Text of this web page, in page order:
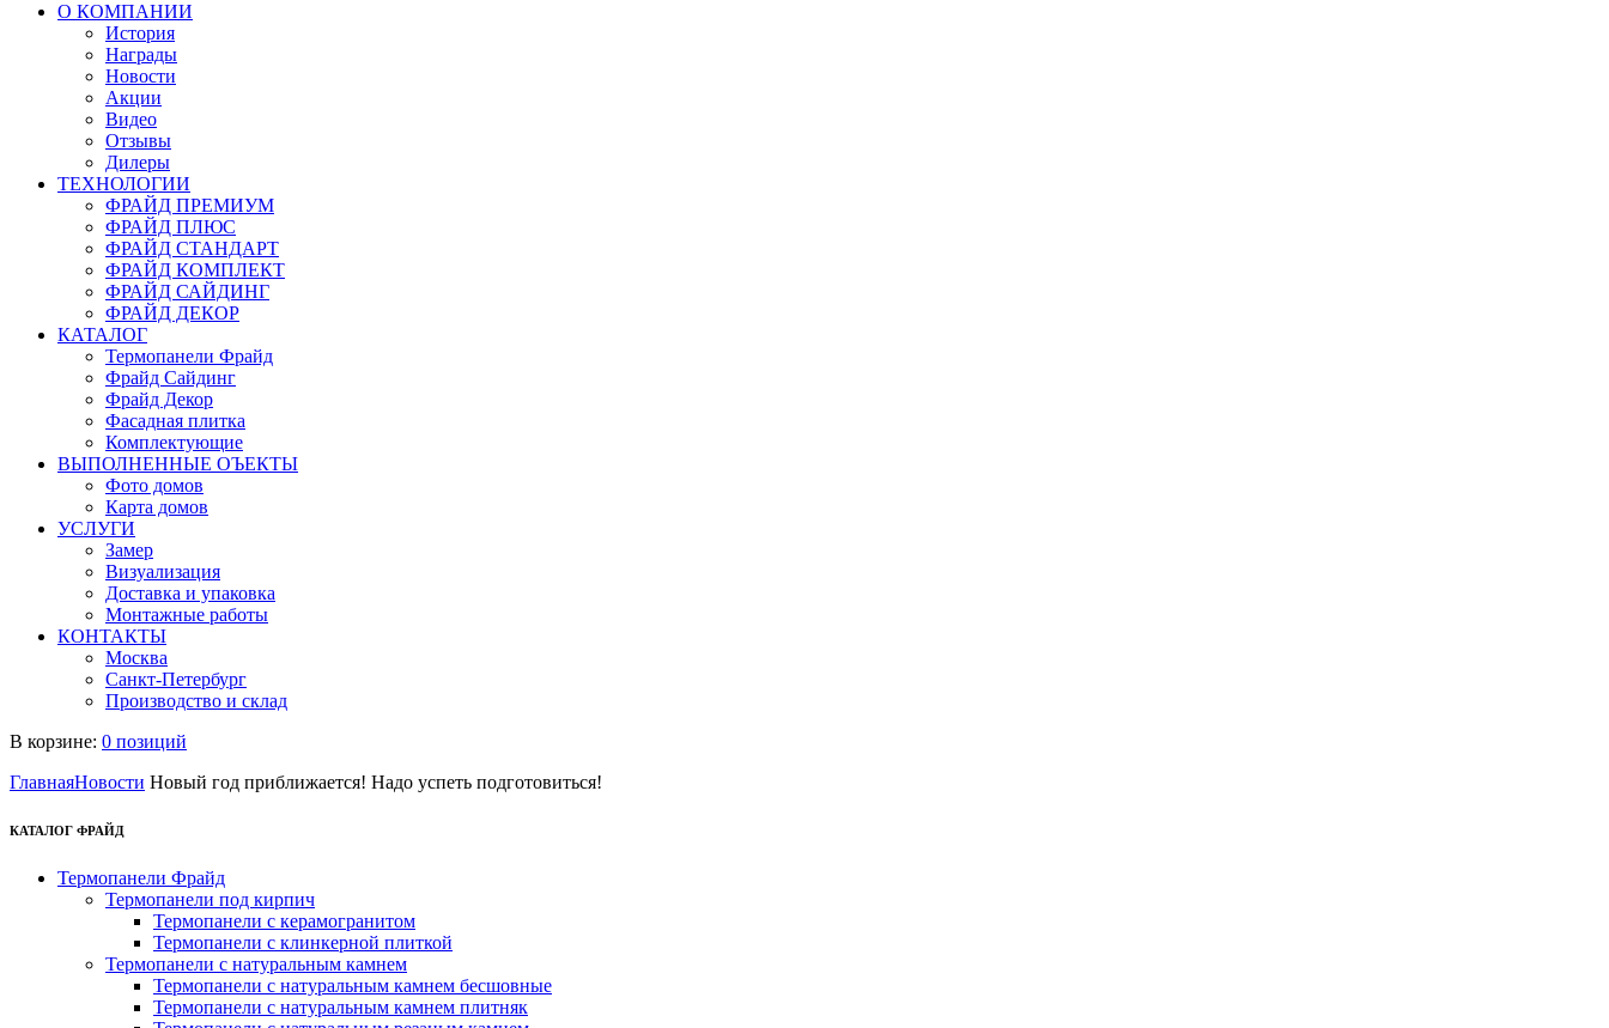
О КОМПАНИИ
История
Награды
Новости
Акции
Видео
Отзывы
Дилеры
ТЕХНОЛОГИИ
ФРАЙД ПРЕМИУМ
ФРАЙД ПЛЮС
ФРАЙД СТАНДАРТ
ФРАЙД КОМПЛЕКТ
ФРАЙД САЙДИНГ
ФРАЙД ДЕКОР
КАТАЛОГ
Термопанели Фрайд
Фрайд Сайдинг
Фрайд Декор
Фасадная плитка
Комплектующие
ВЫПОЛНЕННЫЕ ОЪЕКТЫ
Фото домов
Карта домов
УСЛУГИ
Замер
Визуализация
Доставка и упаковка
Монтажные работы
КОНТАКТЫ
Москва
Санкт-Петербург
Производство и склад
В корзине: 0 позиций
ГлавнаяНовости Новый год приближается! Надо успеть подготовиться!
КАТАЛОГ ФРАЙД
Термопанели Фрайд
Термопанели под кирпич
Термопанели с керамогранитом
Термопанели с клинкерной плиткой
Термопанели с натуральным камнем
Термопанели с натуральным камнем бесшовные
Термопанели с натуральным камнем плитняк